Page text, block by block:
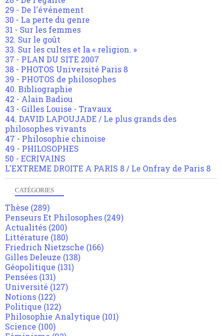
29 - De l'événement
30 - La perte du genre
31 - Sur les femmes
32. Sur le goût
33. Sur les cultes et la « religion. »
37 - PLAN DU SITE 2007
38 - PHOTOS Université Paris 8
39 - PHOTOS de philosophes
40. Bibliographie
42 - Alain Badiou
43 - Gilles Louise - Travaux
44. DAVID LAPOUJADE / Le plus grands des
philosophes vivants
47 - Philosophie chinoise
49 - PHILOSOPHES
50 - ECRIVAINS
L'EXTREME DROITE A PARIS 8 / Le Onfray de Paris 8
CATÉGORIES
Thèse (289)
Penseurs Et Philosophes (249)
Actualités (200)
Littérature (180)
Friedrich Nietzsche (166)
Gilles Deleuze (138)
Géopolitique (131)
Pensées (131)
Université (127)
Notions (122)
Politique (122)
Philosophie Analytique (101)
Science (100)